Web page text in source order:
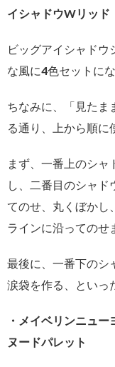
イシャドウWリッド
ビッグアイシャドウ
な風に4色セットに
ちなみに、「見たま
る通り、上から順に
まず、一番上のシ
し、二番目のシャド
てのせ、丸くぼかし
ラインに沿ってのせ
最後に、一番下のシ
涙袋を作る、といっ
・メイベリンニュ
ヌードパレット